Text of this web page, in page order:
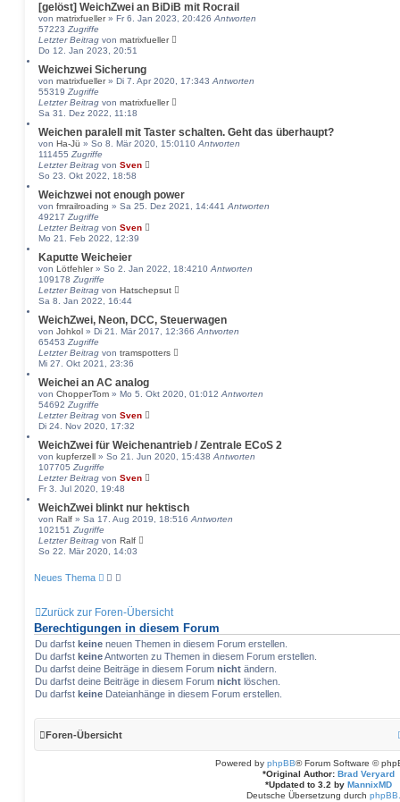
[gelöst] WeichZwei an BiDiB mit Rocrail
von matrixfueller» Fr 6. Jan 2023, 20:426 Antworten
57223 Zugriffe
Letzter Beitrag von matrixfueller
Do 12. Jan 2023, 20:51
Weichzwei Sicherung
von matrixfueller» Di 7. Apr 2020, 17:343 Antworten
55319 Zugriffe
Letzter Beitrag von matrixfueller
Sa 31. Dez 2022, 11:18
Weichen paralell mit Taster schalten. Geht das überhaupt?
von Ha-Jü » So 8. Mär 2020, 15:01 10 Antworten
111455 Zugriffe
Letzter Beitrag von Sven
So 23. Okt 2022, 18:58
Weichzwei not enough power
von fmrailroading » Sa 25. Dez 2021, 14:441 Antworten
49217 Zugriffe
Letzter Beitrag von Sven
Mo 21. Feb 2022, 12:39
Kaputte Weicheier
von Lötfehler» So 2. Jan 2022, 18:4210 Antworten
109178 Zugriffe
Letzter Beitrag von Hatschepsut
Sa 8. Jan 2022, 16:44
WeichZwei, Neon, DCC, Steuerwagen
von Johkol » Di 21. Mär 2017, 12:366 Antworten
65453 Zugriffe
Letzter Beitrag von tramspotters
Mi 27. Okt 2021, 23:36
Weichei an AC analog
von ChopperTom » Mo 5. Okt 2020, 01:012 Antworten
54692 Zugriffe
Letzter Beitrag von Sven
Di 24. Nov 2020, 17:32
WeichZwei für Weichenantrieb / Zentrale ECoS 2
von kupferzell » So 21. Jun 2020, 15:438 Antworten
107705 Zugriffe
Letzter Beitrag von Sven
Fr 3. Jul 2020, 19:48
WeichZwei blinkt nur hektisch
von Ralf » Sa 17. Aug 2019, 18:516 Antworten
102151 Zugriffe
Letzter Beitrag von Ralf
So 22. Mär 2020, 14:03
Neues Thema
Zurück zur Foren-Übersicht
Berechtigungen in diesem Forum
Du darfst keine neuen Themen in diesem Forum erstellen.
Du darfst keineAntworten zu Themen in diesem Forum erstellen.
Du darfst deine Beiträge in diesem Forum nicht ändern.
Du darfst deine Beiträge in diesem Forum nicht löschen.
Du darfst keine Dateianhänge in diesem Forum erstellen.
Foren-Übersicht
Powered by phpBB® Forum Software ©
*Original Author: Brad Veryard
*Updated to 3.2 by MannixMD
Deutsche Übersetzung durch